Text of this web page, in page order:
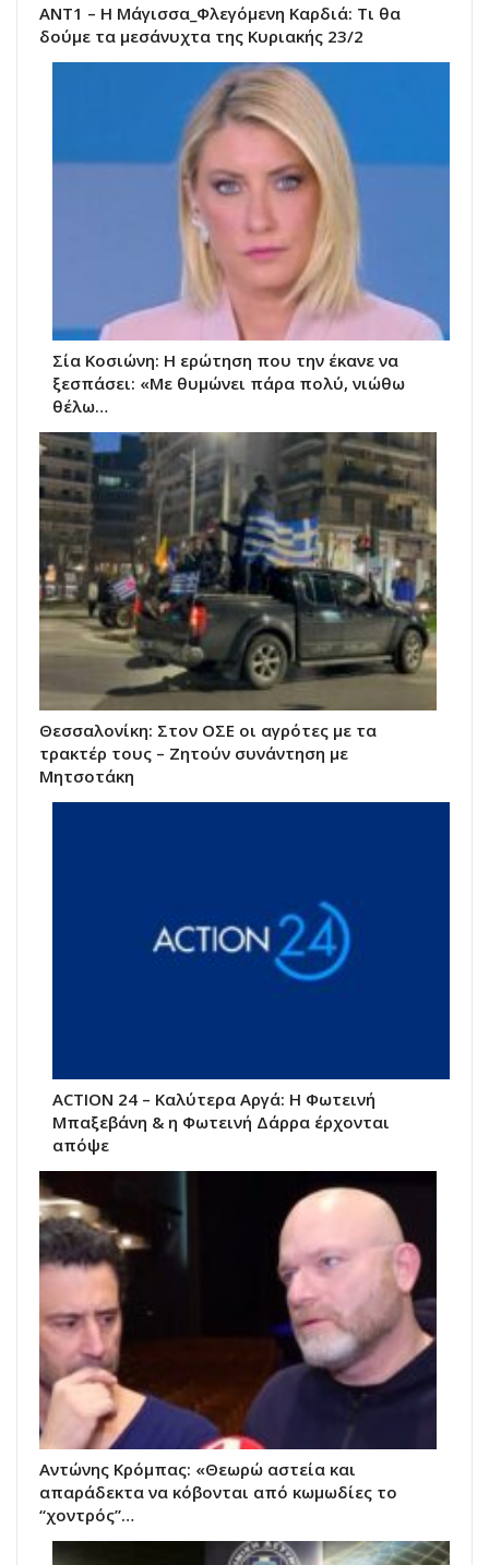
ΑΝΤ1 – Η Μάγισσα_Φλεγόμενη Καρδιά: Τι θα
δούμε τα μεσάνυχτα της Κυριακής 23/2
Σία Κοσιώνη: Η ερώτηση που την έκανε να
ξεσπάσει: «Με θυμώνει πάρα πολύ, νιώθω
θέλω…
Θεσσαλονίκη: Στον ΟΣΕ οι αγρότες με τα
τρακτέρ τους – Ζητούν συνάντηση με
Μητσοτάκη
ACTION 24 – Καλύτερα Αργά: Η Φωτεινή
Μπαξεβάνη & η Φωτεινή Δάρρα έρχονται
απόψε
Αντώνης Κρόμπας: «Θεωρώ αστεία και
απαράδεκτα να κόβονται από κωμωδίες το
“χοντρός”…